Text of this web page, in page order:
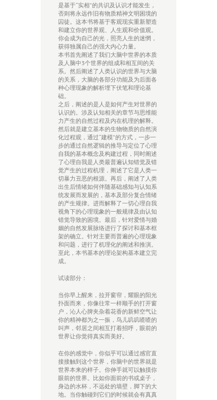
是基于“实相”的共识及认识才能发生，
否则将永远作旧有物质精神文明困境的
囚徒。这本书将基于客观现实重新塑造
和建立你的世界观、人生观和价值观。
你会成为自己的光，照亮人生的迷惘，
获得独属自己的强大内心力量。
本书首先阐述了我们大脑中世界的本质
及人脑中3个世界的组成和相互间的关
系。然后阐述了人类认识的世界与大脑
的关系，大脑的各部分功能及为后面各
种心理现象的解析埋下伏笔和理论基
础。
之后，阐述的是人是如何产生对世界的
认识的。涉及认知相关的章节与思维能
力产生的自然过程及内在机理的解释。
然后就是建立基本的生物物质的自然演
化过程观，通过“建模”的方式，一步一
步的通过自然逻辑的推导与定位了心理
自我的基本概念及构建过程，同时阐述
了心理自我是人类最普遍认知错觉及错
觉产生的过程机理，阐述了它是人类一
切暴力丑恶的根源。再后，阐述了人类
出生后情绪如何伴随基础感知与认知系
统发展而发展的，基本及部分复合情绪
的产生规律。进而解释了一切心理自我
视角下的心理现象的一般规律及由认知
错觉导致的困境。最后，针对爱情与婚
姻的自然发展脉络进行了探讨和基本框
架的确立。针对主要而普遍的心理现象
和问题，进行了机理化的阐述和推演。
至此，本书基本的理论架构基本建立完
成。
试读部分：
当你早上醒来，拉开窗帘，耀眼的阳光
扑面而来，你像往常一样顺手的打开窗
户，沁人心脾夹杂着花香的新鲜空气让
你的精神都为之一振，鸟儿叽叽喳喳的
叫声，邻居之间相互打着招呼，眼前的
世界让你觉得真实而美好。
在你的感觉中，你似乎可以通过感官直
接接触到这个世界，你脑中的世界就是
世界本来的样子。你伸手就可以触摸你
眼前的世界。比如你面前的书或桌子，
身边的水杯，不远处的墙壁，脚下的大
地。当你触碰到它们的时候就会有真真